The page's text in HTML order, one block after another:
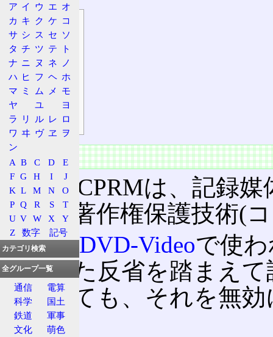
目次
概要
技術
鍵の特徴
再生
暗号
概要
CPPM/CPRMは、記録
用いた著作権保護技術(
また、DVD-Videoで使
しまった反省を踏まえ
が漏れても、それを無
る。
ア イ ウ エ オ
カ キ ク ケ コ
サ シ ス セ ソ
タ チ ツ テ
ト
ナ ニ ヌ ネ
ノ
ハ ヒ フ ヘ ホ
マ ミ ム メ
モ
ヤ
ユ
ヨ
ラ
リ ル レ ロ
ワ ヰ ヴ ヱ
ヲ
ン
A B C D
E
F G H I
J
K L M N
O
P Q R S
T
U V W X
Y
Z
数字 記号
カテゴリ検索
全グループ一覧
通信
電算
科学
国土
鉄道
軍事
文化
萌色